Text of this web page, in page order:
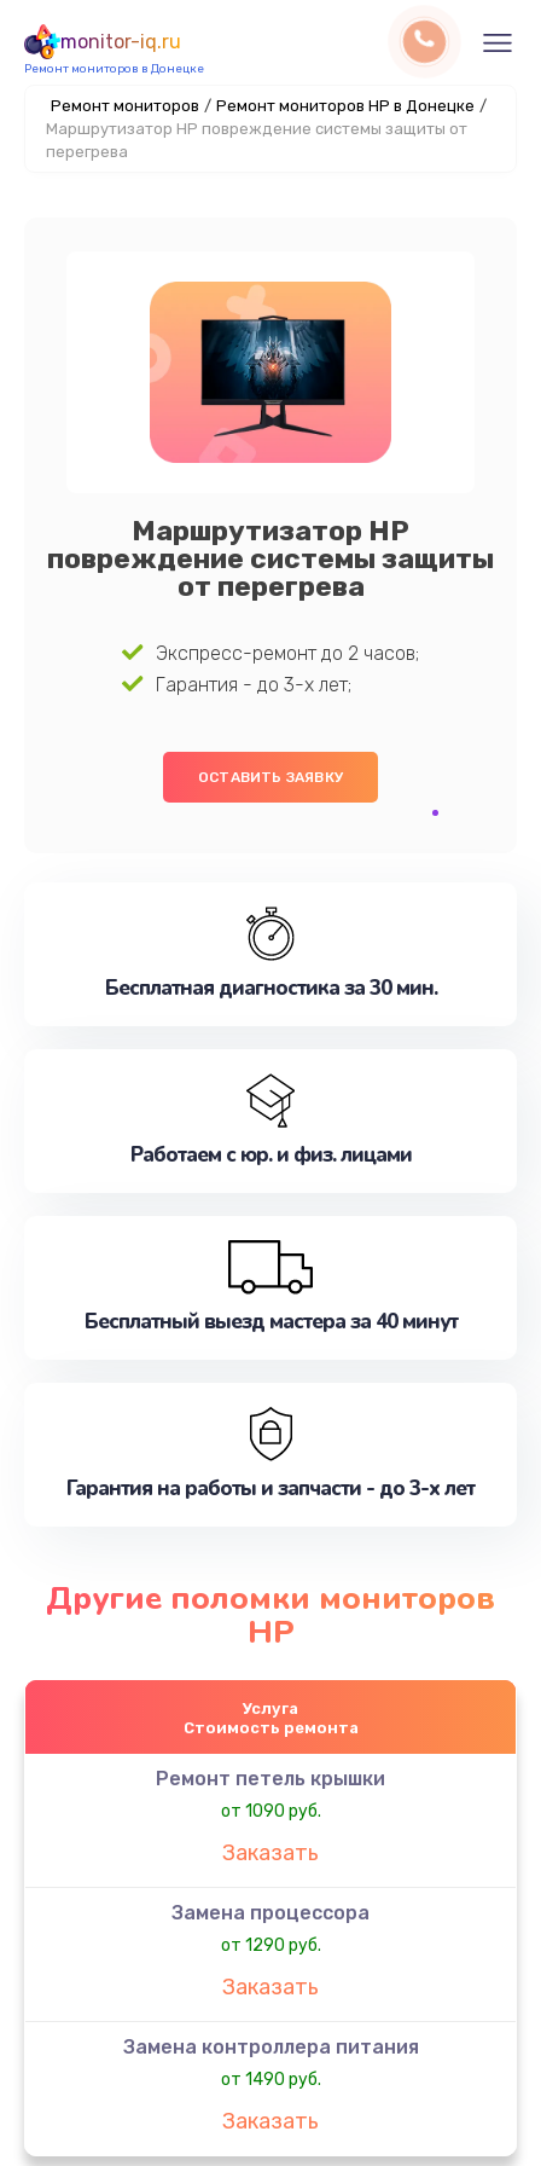
monitor-iq.ru
Ремонт мониторов в Донецке
Ремонт мониторов / Ремонт мониторов HP в Донецке /
Маршрутизатор HP повреждение системы защиты от
перегрева
Маршрутизатор HP
повреждение системы защиты
от перегрева
Экспресс-ремонт до 2 часов;
Гарантия - до 3-х лет;
ОСТАВИТЬ ЗАЯВКУ
Бесплатная диагностика за 30 мин.
Работаем с юр. и физ. лицами
Бесплатный выезд мастера за 40 минут
Гарантия на работы и запчасти - до 3-х лет
Другие поломки мониторов
HP
Услуга
Стоимость ремонта
Ремонт петель крышки
от 1090 руб.
Заказать
Замена процессора
от 1290 руб.
Заказать
Замена контроллера питания
от 1490 руб.
Заказать